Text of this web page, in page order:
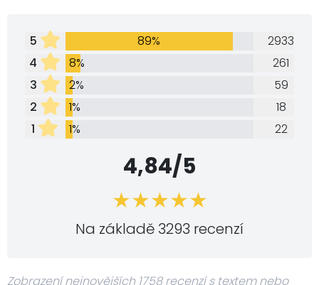
5 89%
2933
4
8%
261
3
2%
59
2
1%
18
1
1% 22
4,84/5
Na základě 3293 recenzí
Zobrazení nejnovějších 1758 recenzí s textem nebo